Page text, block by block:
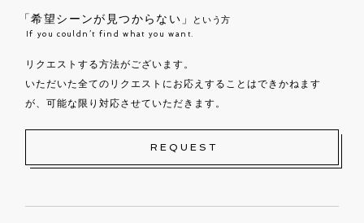
「希望シーンが見つからない」 という方
If you couldn’t find what you want.
リクエストする方法がございます。
いただいた全てのリクエストにお応えすることはできかねます
が、可能な限り対応させていただきます。
REQUEST